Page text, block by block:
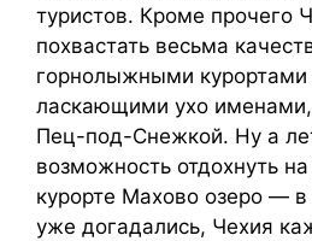
туристов. Кроме прочего
похвастать весьма
горнолыжными курортами
ласкающими ухо
Пец-под-Снежкой. Ну а
возможность отдохнуть
курорте Махово озеро —
уже догадались, Чехия